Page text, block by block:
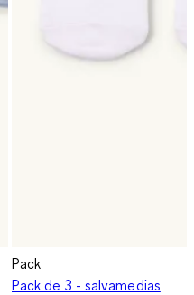
Pack
Pack de 3 - salvamedias